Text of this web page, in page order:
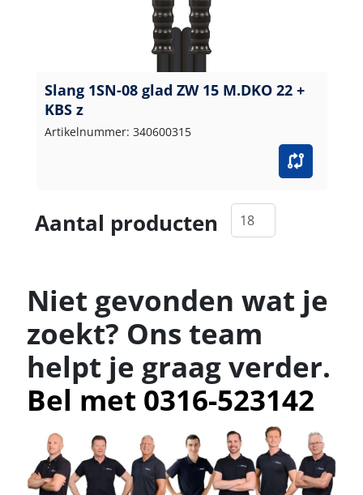
Slang 1SN-08 glad ZW 15 M.DKO 22 +
KBS z
Artikelnummer: 340600315
Aantal producten
Niet gevonden wat je
zoekt? Ons team
helpt je graag verder.
Bel met 0316-523142